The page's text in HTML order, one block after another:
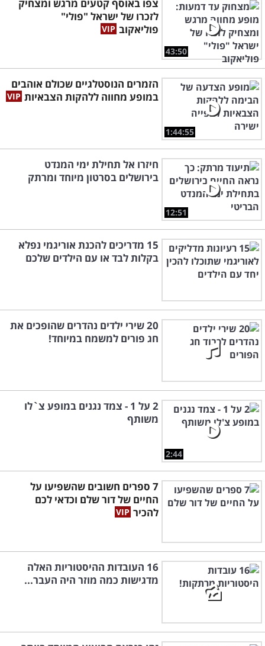
43:50
צפו באוסף קטעים מרגש ומצחיק
לזכרו של ישראל "פולי"
פוליאקוב
1:44:55
הזמרים הנוסטלגיים שכולם אוהבים
במופע מחווה ללהקות הצבאיות
12:51
חיזרו אל תחילת ימי המנדט
בירושלים בסרטון מיוחד ומרתק
15 מדריכים להכנת אוריגמי נפלא
בקלות לבד או עם הילדים שלכם
20 שירי ילדים נהדרים שהופכים את
חג פורים למשמח במיוחד!
2:44
2 על 1 - צמד נגנים במופע צ`לו
משותף
7 ספרים חשובים שהשפיעו על
החיים של דור שלם וכדאי לכם
להכיר
16 העובדות ההיסטוריות האלה
מדגישות כמה מוזר היה העבר...